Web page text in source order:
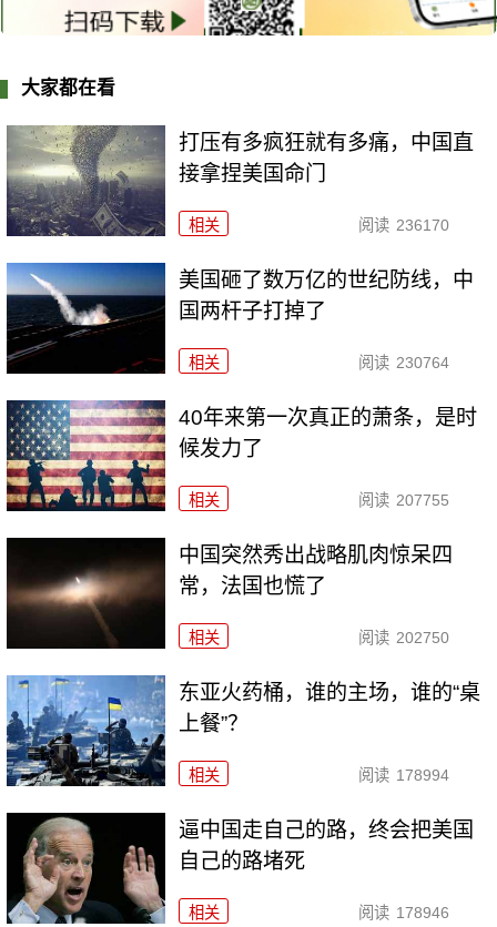
大家都在看
打压有多疯狂就有多痛，中国直
接拿捏美国命门
相关 阅读 236170
美国砸了数万亿的世纪防线，中
国两杆子打掉了
相关 阅读 230764
40年来第一次真正的萧条，是时
候发力了
相关 阅读 207755
中国突然秀出战略肌肉惊呆四
常，法国也慌了
相关 阅读 202750
东亚火药桶，谁的主场，谁的“桌
上餐”？
相关 阅读 178994
逼中国走自己的路，终会把美国
自己的路堵死
相关 阅读 178946